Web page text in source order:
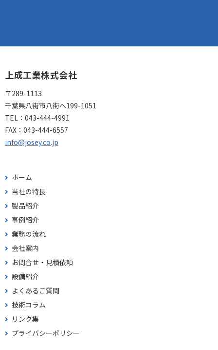
上成工業株式会社
〒289-1113
千葉県八街市八街へ199-1051
TEL： 043-444-4991
FAX： 043-444-6557
info@josey.co.jp
ホーム
当社の特長
製品紹介
事例紹介
業務の流れ
会社案内
お問合せ・見積依頼
設備紹介
よくあるご質問
技術コラム
リンク集
プライバシーポリシー